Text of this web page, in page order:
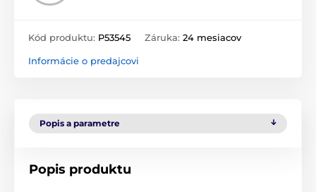
Kód produktu: P53545 Záruka: 24 mesiacov
Informácie o predajcovi
Popis a parametre
Popis produktu